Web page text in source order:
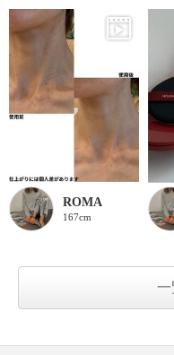
ROMA
167cm
一